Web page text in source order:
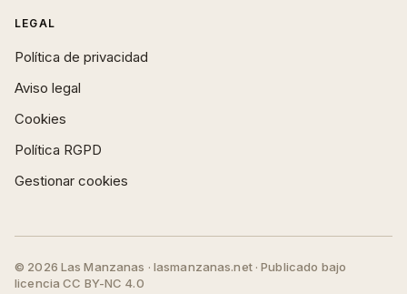
LEGAL
Política de privacidad
Aviso legal
Cookies
Política RGPD
Gestionar cookies
© 2026 Las Manzanas · lasmanzanas.net · Publicado bajo
licencia CC BY-NC 4.0